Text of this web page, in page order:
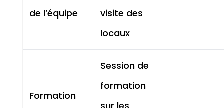
de l’équipe
visite des
locaux
Formation
Session de
formation